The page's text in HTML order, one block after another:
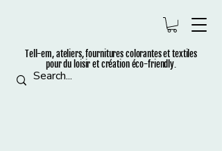
Tell-em, ateliers, fournitures colorantes et textiles
pour du loisir et création éco-friendly.